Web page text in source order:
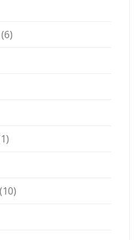
(6)
(10)